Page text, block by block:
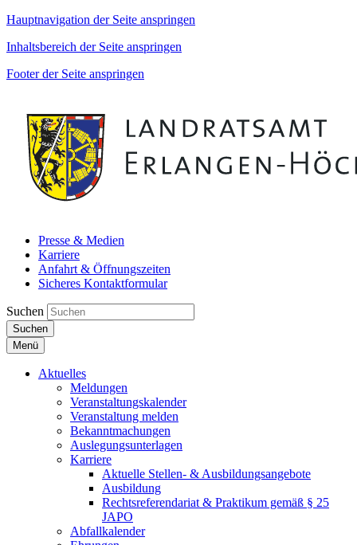
Hauptnavigation der Seite anspringen
Inhaltsbereich der Seite anspringen
Footer der Seite anspringen
Presse & Medien
Karriere
Anfahrt & Öffnungszeiten
Sicheres Kontaktformular
Suchen
Suchen
Menü
Aktuelles
Meldungen
Veranstaltungskalender
Veranstaltung melden
Bekanntmachungen
Auslegungsunterlagen
Karriere
Aktuelle Stellen- & Ausbildungsangebote
Ausbildung
Rechtsreferendariat & Praktikum gemäß § 25
JAPO
Abfallkalender